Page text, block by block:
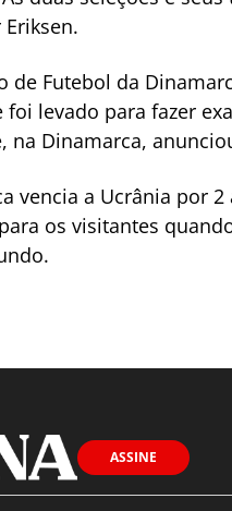
de Futebol da
foi levado para fazer
na Dinamarca,
vencia a Ucrânia por
os visitantes
ASSINE